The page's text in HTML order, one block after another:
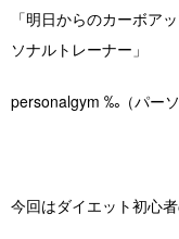
「明日からのカーボア
ソナルトレーナー」
personalgym ‰（パー
今回はダイエット初心